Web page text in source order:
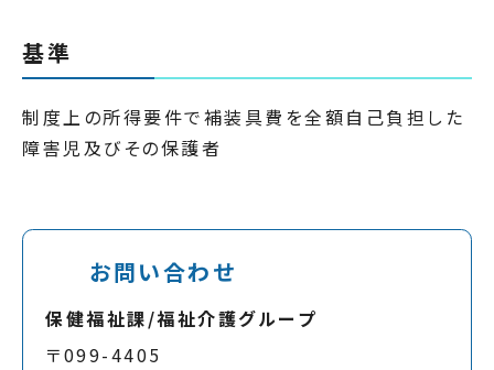
基準
制度上の所得要件で補装具費を全額自己負担した
障害児及びその保護者
お問い合わせ
保健福祉課/福祉介護グループ
〒099-4405